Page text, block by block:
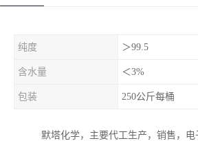
纯度 ＞99.5
含水量 ＜3%
包装 250公斤每桶
默塔化学，主要代工生产，销售，